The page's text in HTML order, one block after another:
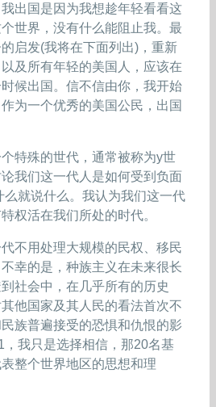
出国是因为我想趁年轻看看这
世界，没有什么能阻止我。最
启发(我将在下面列出)，重新
及所有年轻的美国人，应该在
候出国。信不信由你，我开始
为一个优秀的美国公民，出国
特殊的世代，通常被称为y世
我们这一代人是如何受到负面
么就说什么。我认为我们这一代
权活在我们所处的时代。
不用处理大规模的民权、移民
幸的是，种族主义在未来很长
社会中，在几乎所有的历史
其他国家及其人民的看法首次不
族普遍接受的恐惧和仇恨的影
，我只是选择相信，那20名基
整个世界地区的思想和理